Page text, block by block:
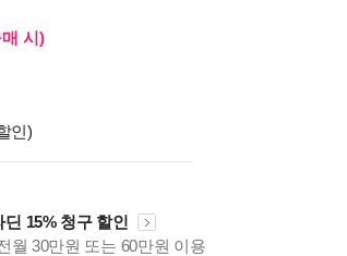
시)
인)
15% 청구 할인
월 30만원 또는 60만원 이용